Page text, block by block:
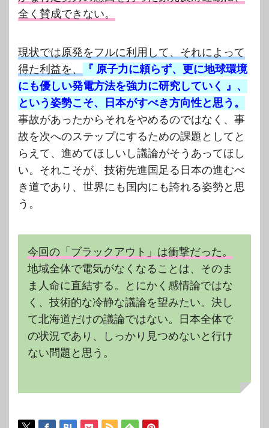
全く賛成できない。
現状では原発をフルに利用して、それによって
得た利益を、
『 原子力に頼らず、更に地球環境
にも優しい発電方法を強力に研究していく 』 、
という姿勢こそ、日本がすべき方向性と思う。
事故があったからそれをやめるのではなく、事
故を次へのステップにするための課題としてと
らえて、進めてほしいし議論がそうあってほし
い。それこそが、技術先進国足る日本の進むべ
き道であり、世界にも国内にも誇れる姿勢と思
う。
今回の「ブラックアウト」は衝撃だった。
地域全体で電気がなくなることは、そのま
ま人命に直結する。とにかく感情論ではな
く、技術的な冷静な議論を望みたい。決し
て北海道だけの議論ではない。日本全体で
の状況であり、しっかり見つめないと行け
ない問題と思う。